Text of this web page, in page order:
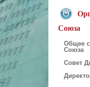
Союза
Общее
Союза
Совет